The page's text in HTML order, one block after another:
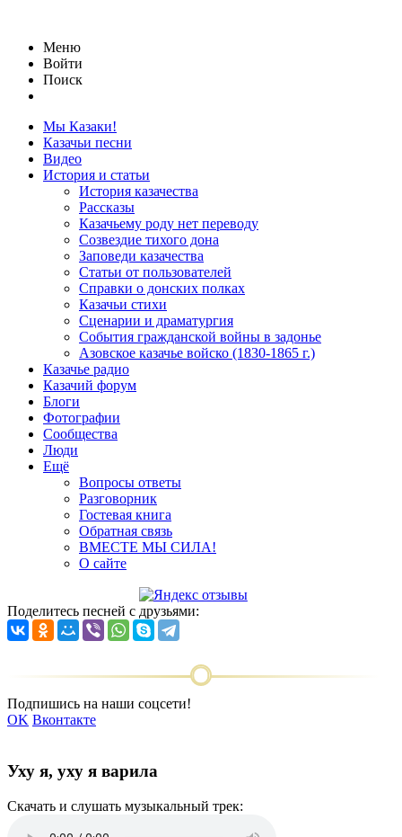
Меню
Войти
Поиск
Мы Казаки!
Казачьи песни
Видео
История и статьи
История казачества
Рассказы
Казачьему роду нет переводу
Созвездие тихого дона
Заповеди казачества
Статьи от пользователей
Справки о донских полках
Казачьи стихи
Сценарии и драматургия
События гражданской войны в задонье
Азовское казачье войско (1830-1865 г.)
Казачье радио
Казачий форум
Блоги
Фотографии
Сообщества
Люди
Ещё
Вопросы ответы
Разговорник
Гостевая книга
Обратная связь
ВМЕСТЕ МЫ СИЛА!
О сайте
Поделитесь песней с друзьями:
Подпишись на наши соцсети!
OK Вконтакте
Уху я, уху я варила
Скачать и слушать музыкальный трек: